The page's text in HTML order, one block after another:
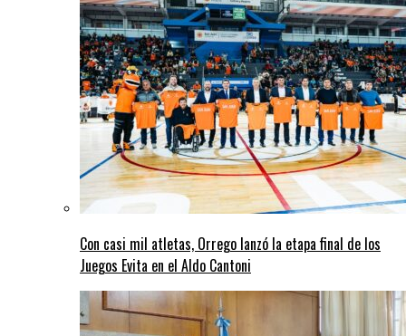
Con casi mil atletas, Orrego lanzó la etapa final de los
Juegos Evita en el Aldo Cantoni